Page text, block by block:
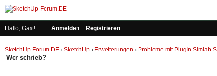
Hallo, Gast! Anmelden Registrieren
SketchUp-Forum.DE › SketchUp › Erweiterungen › Probleme mit PlugIn Simlab
Wer schrieb?